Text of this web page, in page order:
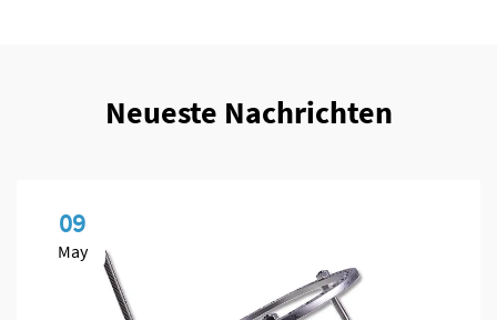
Neueste Nachrichten
09
May